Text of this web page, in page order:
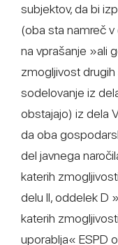
subjektov, da bi
(oba sta namreč v
na vprašanje »ali
zmogljivost
sodelovanje iz
obstajajo) iz dela
da oba
del javnega
katerih
delu II, oddelek D
katerih
uporablja« ESPD